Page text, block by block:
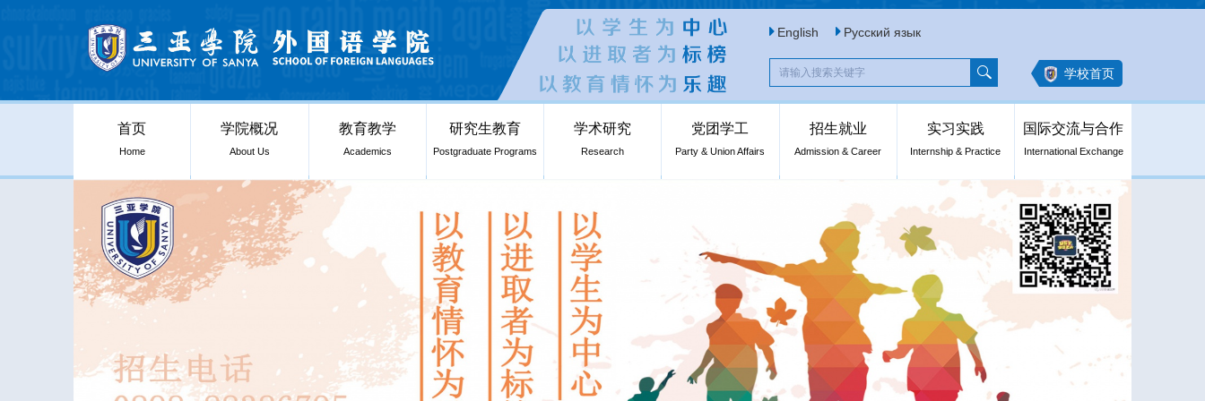
English Русский язык
学校首页
首页
Home
学院概况
About Us
教育教学
Academics
研究生教育
Postgraduate Programs
学术研究
Research
党团学工
Party & Union Affairs
招生就业
Admission & Career
实习实践
Internship & Practice
国际交流与合作
International Exchange